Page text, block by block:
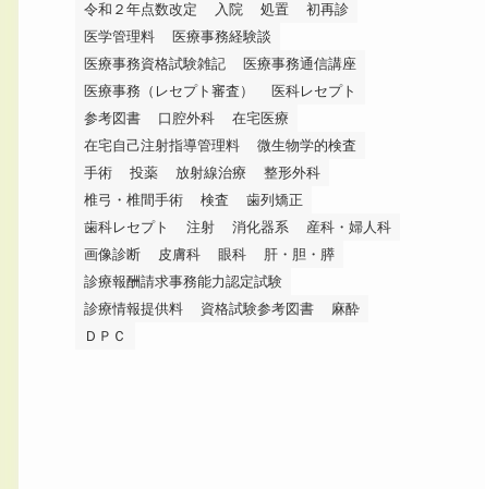
令和２年点数改定
入院 処置
初再診
医学管理料
医療事務経験談
医療事務資格試験雑記
医療事務通信講座
医療事務（レセプト審査）
医科レセプト
参考図書
口腔外科
在宅医療
在宅自己注射指導管理料
微生物学的検査
手術
投薬 放射線治療
整形外科
椎弓・椎間手術
検査
歯列矯正
歯科レセプト
注射 消化器系
産科・婦人科
画像診断
皮膚科 眼科
肝・胆・膵
診療報酬請求事務能力認定試験
診療情報提供料
資格試験参考図書
麻酔
ＤＰＣ